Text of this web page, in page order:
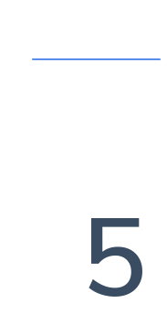
5